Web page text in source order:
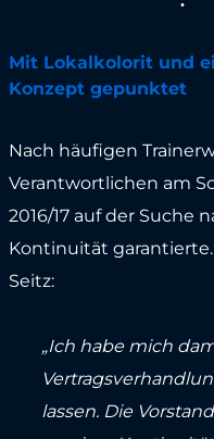
Mit Lokalkolorit und
Konzept gepunktet
Nach häufigen
Verantwortlichen am
2016/17 auf der Suche
Kontinuität
Seitz:
„Ich habe mich
lassen. Die